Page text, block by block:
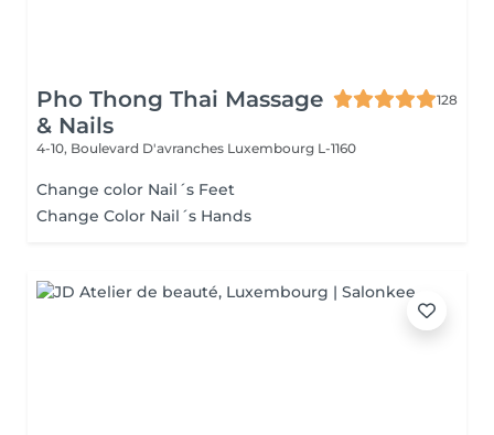
Pho Thong Thai Massage
& Nails
128
4-10, Boulevard D'avranches Luxembourg L-1160
Change color Nail´s Feet
Change Color Nail´s Hands